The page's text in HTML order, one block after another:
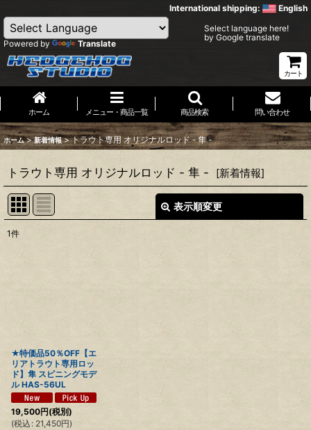
International shipping: English
Powered by Translate
Select language here!
by Google translate
カート
ホーム メニュー・商品一覧 商品検索 問い合わせ
ホーム > 新着情報 > トラウト専用 オリジナルロッド - 隼 -
トラウト専用 オリジナルロッド - 隼 - [新着情報]
表示順変更
1件
★特価品50％OFF【エ
リアトラウト専用ロッ
ド】隼 スピニングモデ
ル HAS-56UL
19,500円(税別)
(税込 : 21,450円)